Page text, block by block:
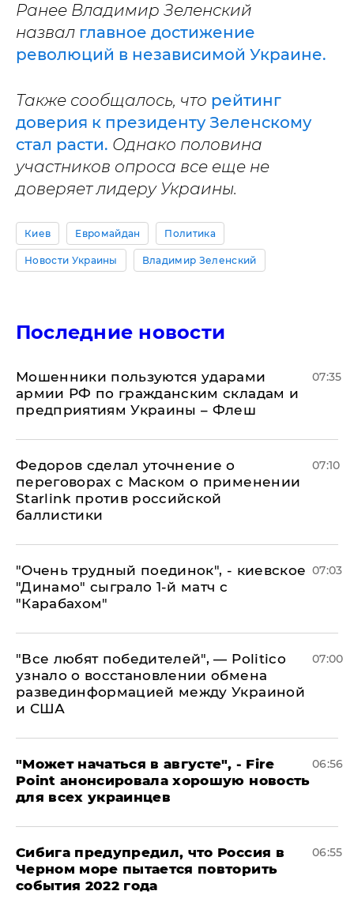
Ранее Владимир Зеленский
назвал главное достижение
революций в независимой Украине.
Также сообщалось, что рейтинг
доверия к президенту Зеленскому
стал расти. Однако половина
участников опроса все еще не
доверяет лидеру Украины.
Киев Евромайдан Политика
Новости Украины Владимир Зеленский
Последние новости
Мошенники пользуются ударами
армии РФ по гражданским складам и
предприятиям Украины – Флеш
07:35
Федоров сделал уточнение о
переговорах с Маском о применении
Starlink против российской
баллистики
07:10
"Очень трудный поединок", - киевское
"Динамо" сыграло 1-й матч с
"Карабахом"
07:03
​"Все любят победителей", — Politico
узнало о восстановлении обмена
развединформацией между Украиной
и США
07:00
"Может начаться в августе", - Fire
Point анонсировала хорошую новость
для всех украинцев
06:56
Сибига предупредил, что Россия в
Черном море пытается повторить
события 2022 года
06:55